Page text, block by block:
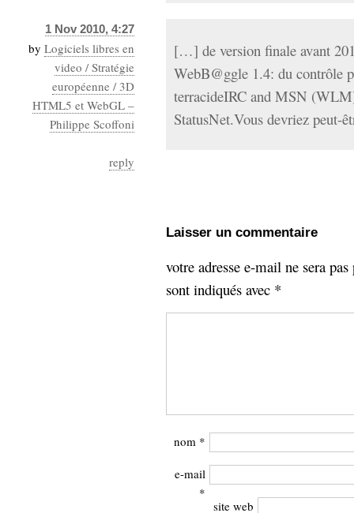
1 Nov 2010, 4:27
by Logiciels libres en
video / Stratégie
européenne / 3D
HTML5 et WebGL –
Philippe Scoffoni
reply
[…] de version finale avant
WebB@ggle 1.4: du contrôle
terracideIRC and MSN
StatusNet.Vous devriez
Laisser un commentaire
votre adresse e-mail ne sera
sont indiqués avec *
nom *
e-mail
*
site web